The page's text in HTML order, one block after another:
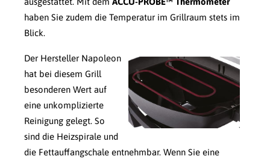
haben Sie zudem die Temperatur im Grillraum stets im
Blick.
Der Hersteller Napoleon
hat bei diesem Grill
besonderen Wert auf
eine unkomplizierte
Reinigung gelegt. So
sind die Heizspirale und
die Fettauffangschale entnehmbar. Wenn Sie eine